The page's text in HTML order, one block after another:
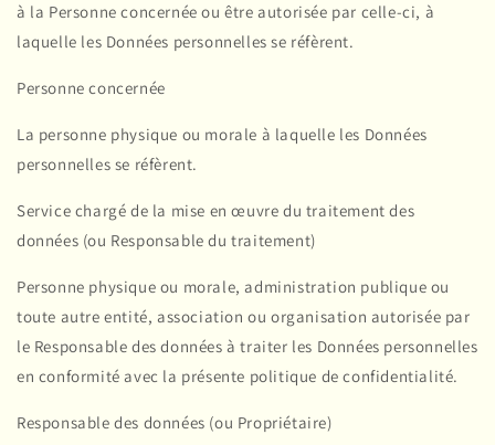
à la Personne concernée ou être autorisée par celle-ci, à
laquelle les Données personnelles se réfèrent.
Personne concernée
La personne physique ou morale à laquelle les Données
personnelles se réfèrent.
Service chargé de la mise en œuvre du traitement des
données (ou Responsable du traitement)
Personne physique ou morale, administration publique ou
toute autre entité, association ou organisation autorisée par
le Responsable des données à traiter les Données personnelles
en conformité avec la présente politique de confidentialité.
Responsable des données (ou Propriétaire)